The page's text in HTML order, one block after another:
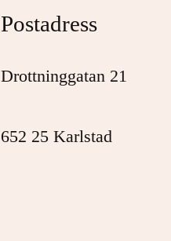
Postadress
Drottninggatan 21
652 25 Karlstad